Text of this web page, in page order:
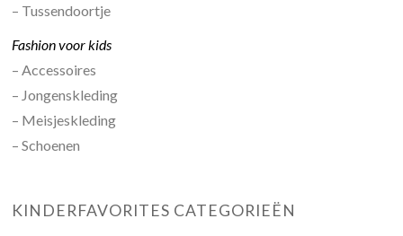
– Tussendoortje
Fashion voor kids
– Accessoires
– Jongenskleding
– Meisjeskleding
– Schoenen
KINDERFAVORITES CATEGORIEËN